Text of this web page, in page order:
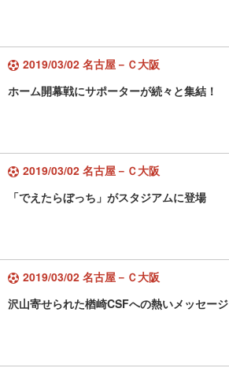
2019/03/02 名古屋－Ｃ大阪
ホーム開幕戦にサポーターが続々と集結！
2019/03/02 名古屋－Ｃ大阪
「でえたらぼっち」がスタジアムに登場
2019/03/02 名古屋－Ｃ大阪
沢山寄せられた楢崎CSFへの熱いメッセージ